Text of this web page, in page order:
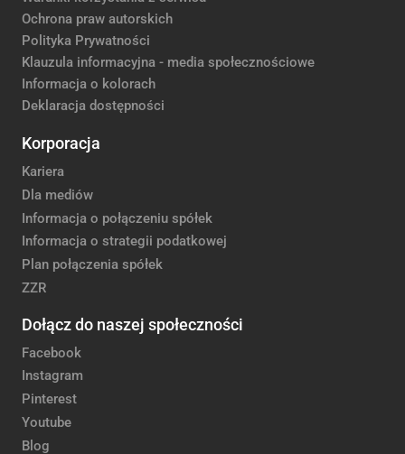
Ochrona praw autorskich
Polityka Prywatności
Klauzula informacyjna - media społecznościowe
Informacja o kolorach
Deklaracja dostępności
Korporacja
Kariera
Dla mediów
Informacja o połączeniu spółek
Informacja o strategii podatkowej
Plan połączenia spółek
ZZR
Dołącz do naszej społeczności
Facebook
Instagram
Pinterest
Youtube
Blog